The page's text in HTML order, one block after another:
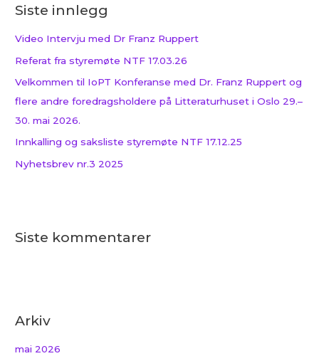
t
r
:
Siste innlegg
Video Intervju med Dr Franz Ruppert
Referat fra styremøte NTF 17.03.26
Velkommen til IoPT Konferanse med Dr. Franz Ruppert og
flere andre foredragsholdere på Litteraturhuset i Oslo 29.–
30. mai 2026.
Innkalling og saksliste styremøte NTF 17.12.25
Nyhetsbrev nr.3 2025
Siste kommentarer
Arkiv
mai 2026